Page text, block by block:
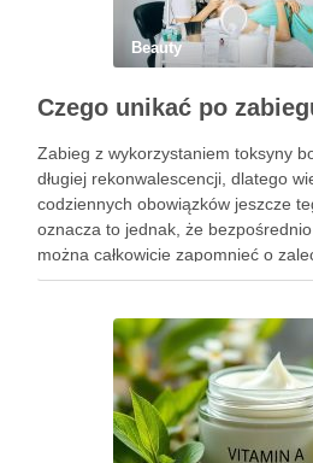
Beauty
Zabieg z wykorzystaniem toksyny
długiej rekonwalescencji, dlatego
codziennych obowiązków jeszcze
oznacza to jednak, że
można całkowicie zapomnieć o
Pierwsze godziny i dni po zabiegu